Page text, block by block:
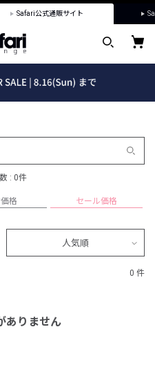
Safari公式通販サイト
: 0件
格 セール価格
人気順
0 件
ありません